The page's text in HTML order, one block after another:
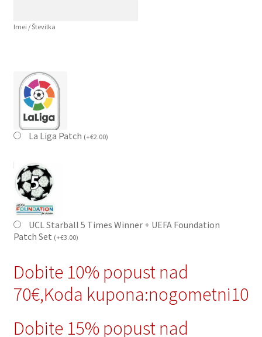
Imei / Številka
La Liga Patch (+€2.00)
UCL Starball 5 Times Winner + UEFA Foundation
Patch Set (+€3.00)
Dobite 10% popust nad
70€,Koda kupona:nogometni10
Dobite 15% popust nad